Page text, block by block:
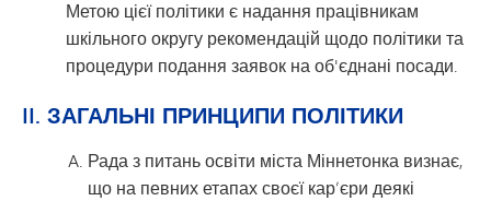
Метою цієї політики є надання працівникам
шкільного округу рекомендацій щодо політики та
процедури подання заявок на об'єднані посади.
II. ЗАГАЛЬНІ ПРИНЦИПИ ПОЛІТИКИ
Рада з питань освіти міста Міннетонка визнає,
що на певних етапах своєї кар’єри деякі